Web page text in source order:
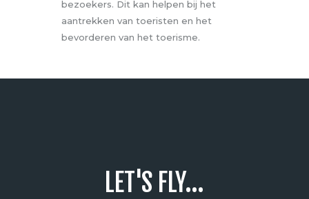
bezoekers. Dit kan helpen bij het
aantrekken van toeristen en het
bevorderen van het toerisme.
LET'S FLY...